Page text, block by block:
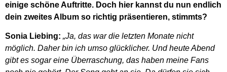
einige schöne Auftritte. Doch hier kannst du nun endlich
dein zweites Album so richtig präsentieren, stimmts?
Sonia Liebing: „Ja, das war die letzten Monate nicht
möglich. Daher bin ich umso glücklicher. Und heute Abend
gibt es sogar eine Überraschung, das haben meine Fans